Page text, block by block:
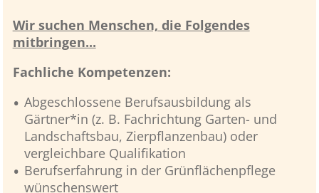
Wir suchen Menschen, die Folgendes
mitbringen...
Fachliche Kompetenzen:
Abgeschlossene Berufsausbildung als
Gärtner*in (z. B. Fachrichtung Garten- und
Landschaftsbau, Zierpflanzenbau) oder
vergleichbare Qualifikation
Berufserfahrung in der Grünflächenpflege
wünschenswert